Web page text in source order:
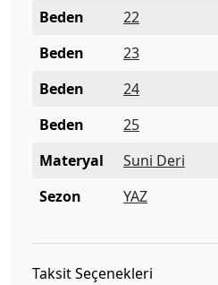
Beden
22
Beden
23
Beden
24
Beden
25
Materyal
Suni Deri
Sezon
YAZ
Taksit Seçenekleri